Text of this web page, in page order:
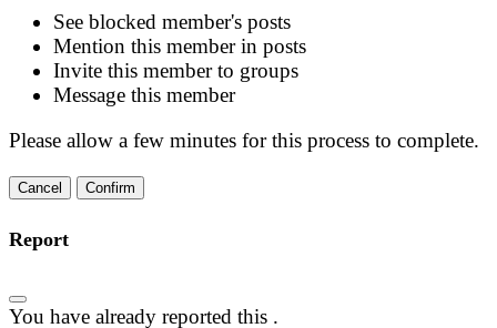
See blocked member's posts
Mention this member in posts
Invite this member to groups
Message this member
Please allow a few minutes for this process to complete.
Confirm
Report
You have already reported this .